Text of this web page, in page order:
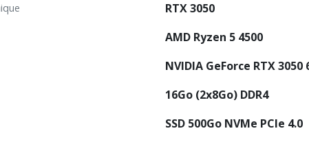
RTX 3050
AMD Ryzen 5 4500
NVIDIA GeForce RTX 3050
16Go (2x8Go) DDR4
SSD 500Go NVMe PCIe 4.0